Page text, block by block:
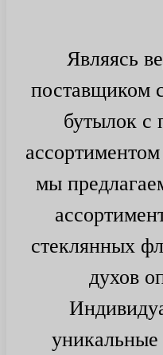
Являясь
поставщиком
бутылок
мы
стеклянных
духов